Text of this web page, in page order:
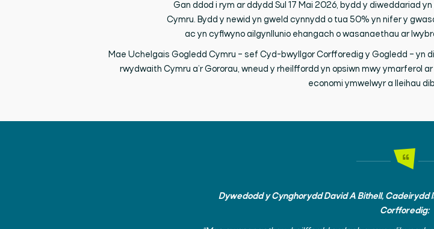
Gan ddod i rym ar ddydd Sul 17 Mai 2026, bydd y diweddariad
Cymru. Bydd y newid yn gweld cynnydd o tua 50% yn nifer y
ac yn cyflwyno ailgynllunio ehangach o wasanaethau ar
Mae Uchelgais Gogledd Cymru – sef Cyd-bwyllgor Corfforedig y Gogledd – yn
rwydwaith Cymru a’r Gororau, wneud y rheilffordd yn opsiwn mwy ymarferol
economi ymwelwyr a lleihau
Dywedodd y Cynghorydd David A Bithell,
Corfforedig: